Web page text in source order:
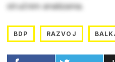
stručnim analizama.
BDP RAZVOJ